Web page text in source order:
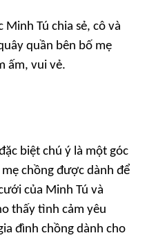
Tú chia sẻ, cô và
quần bên bố mẹ
ấm, vui vẻ.
biệt chú ý là một góc
chồng được dành để
của Minh Tú và
thấy tình cảm yêu
đình chồng dành cho